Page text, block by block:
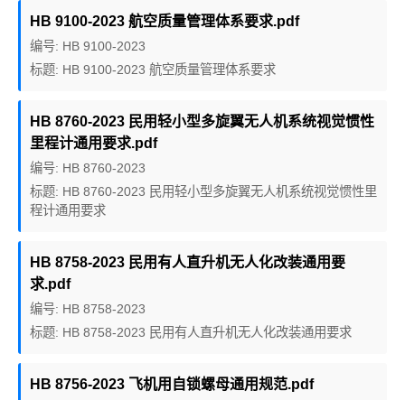
HB 9100-2023 航空质量管理体系要求.pdf
编号: HB 9100-2023
标题: HB 9100-2023 航空质量管理体系要求
HB 8760-2023 民用轻小型多旋翼无人机系统视觉惯性
里程计通用要求.pdf
编号: HB 8760-2023
标题: HB 8760-2023 民用轻小型多旋翼无人机系统视觉惯性里
程计通用要求
HB 8758-2023 民用有人直升机无人化改装通用要
求.pdf
编号: HB 8758-2023
标题: HB 8758-2023 民用有人直升机无人化改装通用要求
HB 8756-2023 飞机用自锁螺母通用规范.pdf